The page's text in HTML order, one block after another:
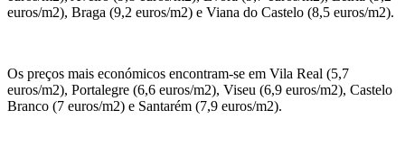
euros/m2), Braga (9,2 euros/m2) e Viana do Castelo (8,5 euros/m2).
Os preços mais económicos encontram-se em Vila Real (5,7
euros/m2), Portalegre (6,6 euros/m2), Viseu (6,9 euros/m2), Castelo
Branco (7 euros/m2) e Santarém (7,9 euros/m2).